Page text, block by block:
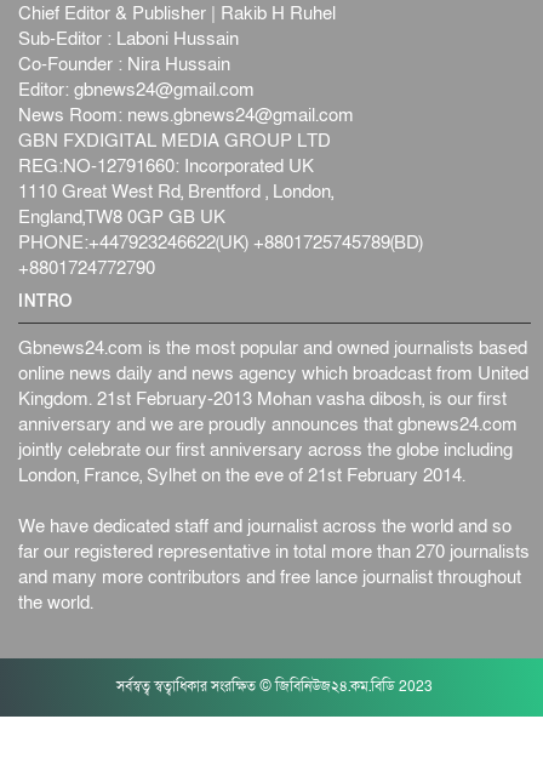
Chief Editor & Publisher | Rakib H Ruhel
Sub-Editor : Laboni Hussain
Co-Founder : Nira Hussain
Editor: gbnews24@gmail.com
News Room: news.gbnews24@gmail.com
GBN FXDIGITAL MEDIA GROUP LTD
REG:NO-12791660: Incorporated UK
1110 Great West Rd, Brentford , London,
England,TW8 0GP GB UK
PHONE:+447923246622(UK) +8801725745789(BD)
+8801724772790
INTRO
Gbnews24.com is the most popular and owned journalists based
online news daily and news agency which broadcast from United
Kingdom. 21st February-2013 Mohan vasha dibosh, is our first
anniversary and we are proudly announces that gbnews24.com
jointly celebrate our first anniversary across the globe including
London, France, Sylhet on the eve of 21st February 2014.
We have dedicated staff and journalist across the world and so
far our registered representative in total more than 270 journalists
and many more contributors and free lance journalist throughout
the world.
সর্বস্বত্ব স্বত্বাধিকার সংরক্ষিত © জিবিনিউজ২৪.কম.বিডি 2023